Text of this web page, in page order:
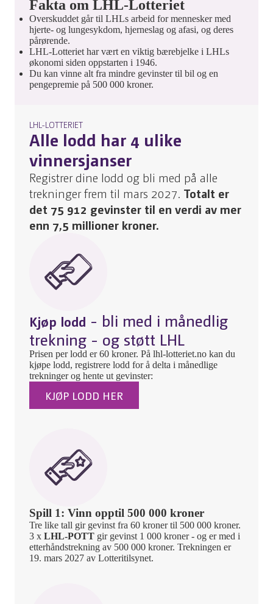
Fakta om LHL-Lotteriet
Overskuddet går til LHLs arbeid for mennesker med
hjerte- og lungesykdom, hjerneslag og afasi, og deres
pårørende.
LHL-Lotteriet har vært en viktig bærebjelke i LHLs
økonomi siden oppstarten i 1946.
Du kan vinne alt fra mindre gevinster til bil og en
pengepremie på 500 000 kroner.
LHL-LOTTERIET
Alle lodd har 4 ulike
vinnersjanser
Registrer dine lodd og bli med på alle
trekninger frem til mars 2027. Totalt er
det 75 912 gevinster til en verdi av mer
enn 7,5 millioner kroner.
Kjøp lodd - bli med i månedlig
trekning - og støtt LHL
Prisen per lodd er 60 kroner. På lhl-lotteriet.no kan du
kjøpe lodd, registrere lodd for å delta i månedlige
trekninger og hente ut gevinster:
KJØP LODD HER
Spill 1: Vinn opptil 500 000 kroner
Tre like tall gir gevinst fra 60 kroner til 500 000 kroner.
3 x LHL-POTT gir gevinst 1 000 kroner - og er med i
etterhåndstrekning av 500 000 kroner. Trekningen er
19. mars 2027 av Lotteritilsynet.